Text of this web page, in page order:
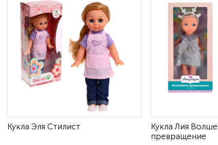
Кукла Эля Стилист
Кукла Лия
превращение